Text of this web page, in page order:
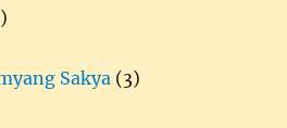
Sakya (3)